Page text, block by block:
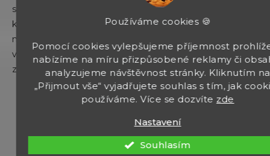
Používáme cookies 🍪
Pomocí cookies vylepšujeme příjemnost
nabízíme na míru přizpůsobené reklamy či
analyzujeme návštěvnost stránky. Kliknutím na
„Přijmout vše“ vyjadřujete souhlas s tím, jak
používáme. Více se dozvíte zde
Nastavení
Souhlasím
v
y
v
ý
p
i
s
se jedná o součást rekreační střelby. Díky jednoduché
konstrukci jsou foukačky velmi levné. Jsou i fyzicky
nenáročné, proto je mohou použít i děti. Foukačky
vybavené uspávacími střelami využívají jako efektivní
způsob odchytu zvířat i přírodovědci nebo veterináři.
30 LET ZKUŠENOSTÍ OSOBNÍ PŘÍSTUP